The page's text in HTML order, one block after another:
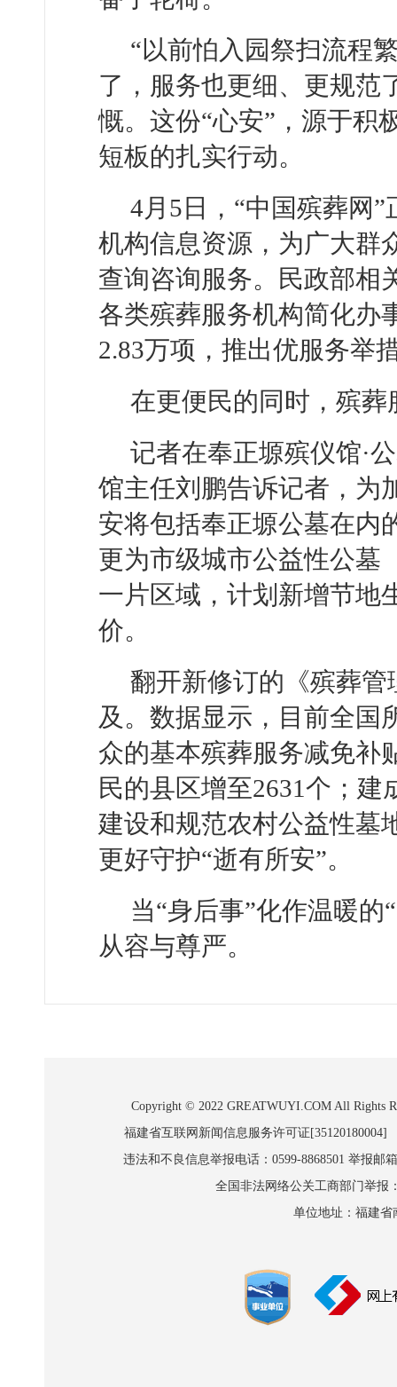
“以前怕入园祭扫流程
了，服务也更细、更规范
慨。这份“心安”，源于积
短板的扎实行动。
4月5日，“中国殡葬网
机构信息资源，为广大群
查询咨询服务。民政部相
各类殡葬服务机构简化办
2.83万项，推出优服务举
在更便民的同时，殡
记者在奉正塬殡仪馆·
馆主任刘鹏告诉记者，为
安将包括奉正塬公墓在内
更为市级城市公益性公墓
一片区域，计划新增节地
价。
翻开新修订的《殡葬管
及。数据显示，目前全国
众的基本殡葬服务减免补
民的县区增至2631个；
建设和规范农村公益性墓
更好守护“逝有所安”。
当“身后事”化作温暖
从容与尊严。 （
Copyright © 2022 GREATWUYI.COM All Rights
福建省互联网新闻信息服务许可证
违法和不良信息举报电话：0599-8868501 举报邮
全国非法网络公关工商部门举报
单位地址：福建省